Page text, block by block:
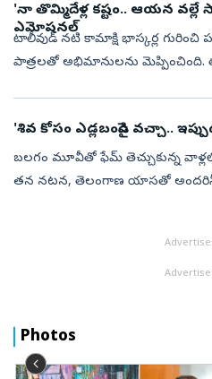
'నా తొమ్మిదేళ్ల కష్టం.. ఆయన
ఎమోషనల్
టాలీవుడ్ నటి కామాక్షి భాస్కర్ల గురించి
పాత్రలతో అభిమానులను మెప్పించింది.
'శివ కోసం ఎడ్లబండిపై వచ్చా..
బలగం మూవీతో ఫేమ్ తెచ్చుకున్న
తన నటన, తెలంగాణ యాసతో అందరినీ
Photos